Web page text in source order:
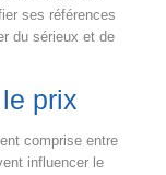
ses références
du sérieux et de
prix
comprise entre
influencer le